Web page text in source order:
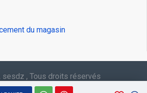
du magasin
, Tous droits réservés